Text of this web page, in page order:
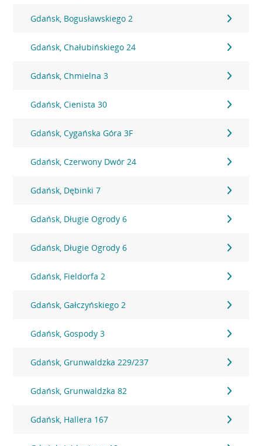
Gdańsk, Bogusławskiego 2
Gdańsk, Chałubińskiego 24
Gdańsk, Chmielna 3
Gdańsk, Cienista 30
Gdańsk, Cygańska Góra 3F
Gdańsk, Czerwony Dwór 24
Gdańsk, Dębinki 7
Gdańsk, Długie Ogrody 6
Gdańsk, Długie Ogrody 6
Gdańsk, Fieldorfa 2
Gdańsk, Gałczyńskiego 2
Gdańsk, Gospody 3
Gdańsk, Grunwaldzka 229/237
Gdańsk, Grunwaldzka 82
Gdańsk, Hallera 167